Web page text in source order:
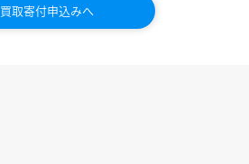
買取寄付申込みへ